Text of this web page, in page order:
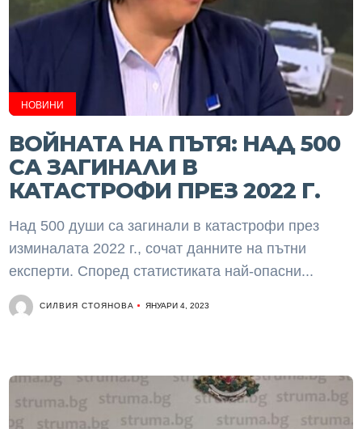
НОВИНИ
ВОЙНАТА НА ПЪТЯ: НАД 500
СА ЗАГИНАЛИ В
КАТАСТРОФИ ПРЕЗ 2022 Г.
Над 500 души са загинали в катастрофи през
изминалата 2022 г., сочат данните на пътни
експерти. Според статистиката най-опасни...
СИЛВИЯ СТОЯНОВА ЯНУАРИ 4, 2023